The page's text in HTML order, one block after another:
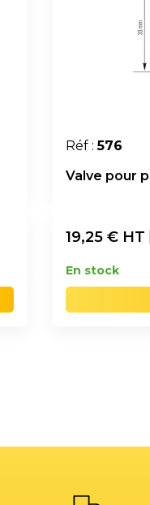
Réf :576
Valve pour
19,25 € HT
En stock